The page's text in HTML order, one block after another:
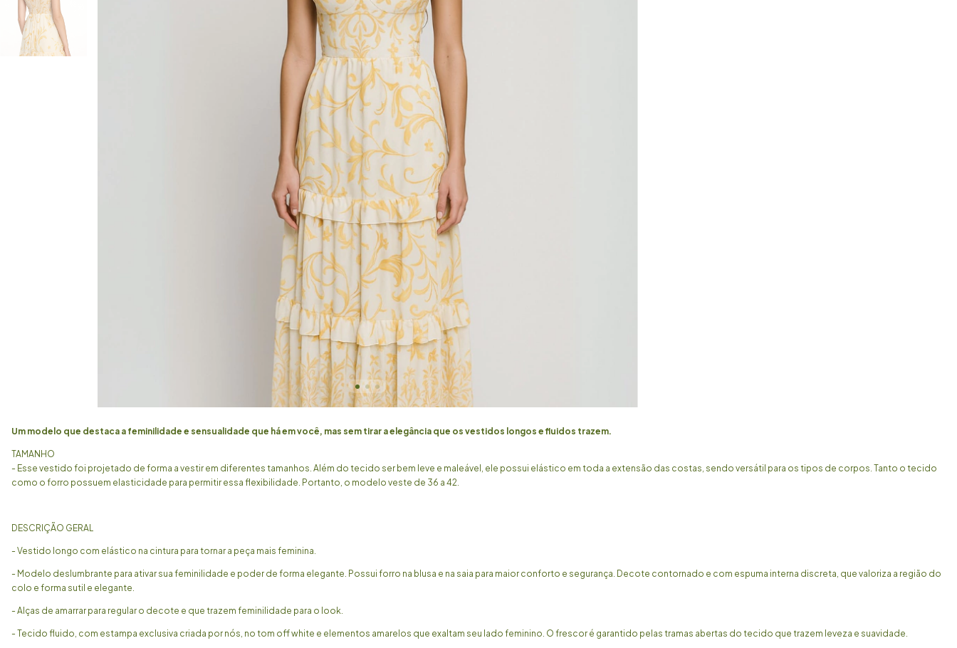
Um modelo que destaca a feminilidade e sensualidade que há em você, mas sem tirar a elegância que os vestidos longos e fluidos trazem.
TAMANHO
- Esse vestido foi projetado de forma a vestir em diferentes tamanhos. Além do tecido ser bem leve e maleável, ele possui elástico em toda a extensão das costas, sendo versátil para os tipos de corpos. Tanto o tecido
como o forro possuem elasticidade para permitir essa flexibilidade. Portanto, o modelo veste de 36 a 42.
DESCRIÇÃO GERAL
- Vestido longo com elástico na cintura para tornar a peça mais feminina.
- Modelo deslumbrante para ativar sua feminilidade e poder de forma elegante. Possui forro na blusa e na saia para maior conforto e segurança. Decote contornado e com espuma interna discreta, que valoriza a região do
colo e forma sutil e elegante.
- Alças de amarrar para regular o decote e que trazem feminilidade para o look.
- Tecido fluido, com estampa exclusiva criada por nós, no tom off white e elementos amarelos que exaltam seu lado feminino. O frescor é garantido pelas tramas abertas do tecido que trazem leveza e suavidade.